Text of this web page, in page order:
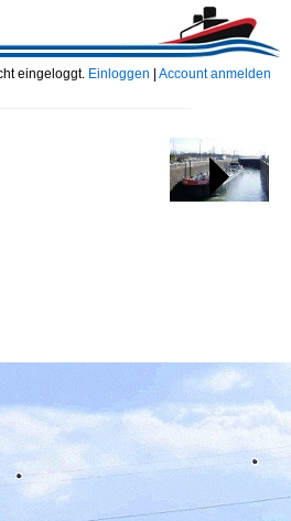
eingeloggt. Einloggen Account anmelden